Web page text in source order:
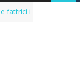
vendita.